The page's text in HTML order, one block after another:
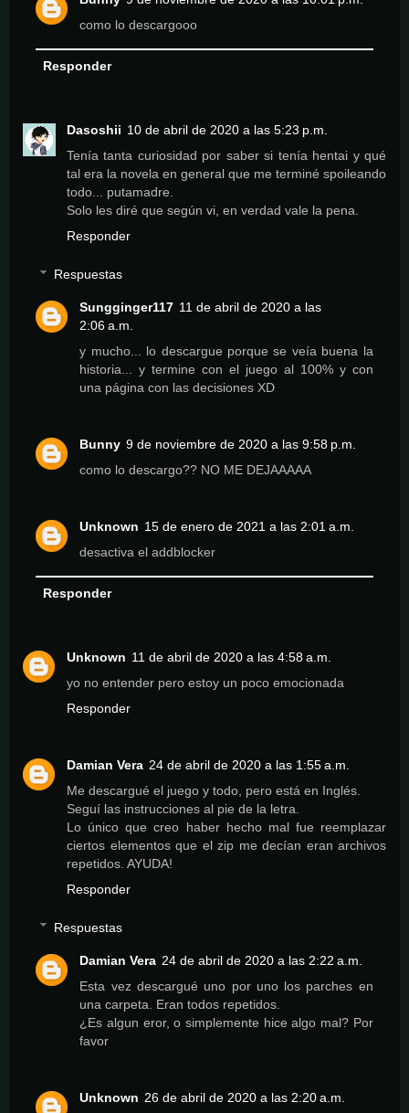
como lo descargooo
Responder
Dasoshii 10 de abril de 2020 a las 5:23 p.m.
Tenía tanta curiosidad por saber si tenía hentai y qué
tal era la novela en general que me terminé spoileando
todo... putamadre.
Solo les diré que según vi, en verdad vale la pena.
Responder
Respuestas
Sungginger117 11 de abril de 2020 a las
2:06 a.m.
y mucho... lo descargue porque se veía buena la
historia... y termine con el juego al 100% y con
una página con las decisiones XD
Bunny 9 de noviembre de 2020 a las 9:58 p.m.
como lo descargo?? NO ME DEJAAAAA
Unknown 15 de enero de 2021 a las 2:01 a.m.
desactiva el addblocker
Responder
Unknown 11 de abril de 2020 a las 4:58 a.m.
yo no entender pero estoy un poco emocionada
Responder
Damian Vera 24 de abril de 2020 a las 1:55 a.m.
Me descargué el juego y todo, pero está en Inglés.
Seguí las instrucciones al pie de la letra.
Lo único que creo haber hecho mal fue reemplazar
ciertos elementos que el zip me decían eran archivos
repetidos. AYUDA!
Responder
Respuestas
Damian Vera 24 de abril de 2020 a las 2:22 a.m.
Esta vez descargué uno por uno los parches en
una carpeta. Eran todos repetidos.
¿Es algun eror, o simplemente hice algo mal? Por
favor
Unknown 26 de abril de 2020 a las 2:20 a.m.